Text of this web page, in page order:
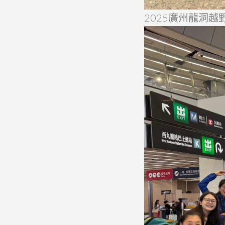
2025廣州龍洞越